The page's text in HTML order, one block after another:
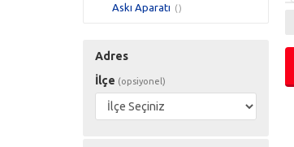
Askı Aparatı ()
Adres
İlçe (opsiyonel)